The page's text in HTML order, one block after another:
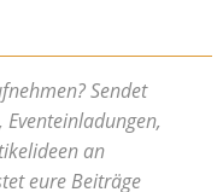
Sendet
an
eure Beiträge